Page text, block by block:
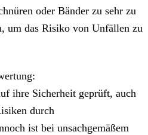
oder Bänder zu sehr zu
um das Risiko von Unfällen zu
ihre Sicherheit geprüft, auch
durch
ist bei unsachgemäßem